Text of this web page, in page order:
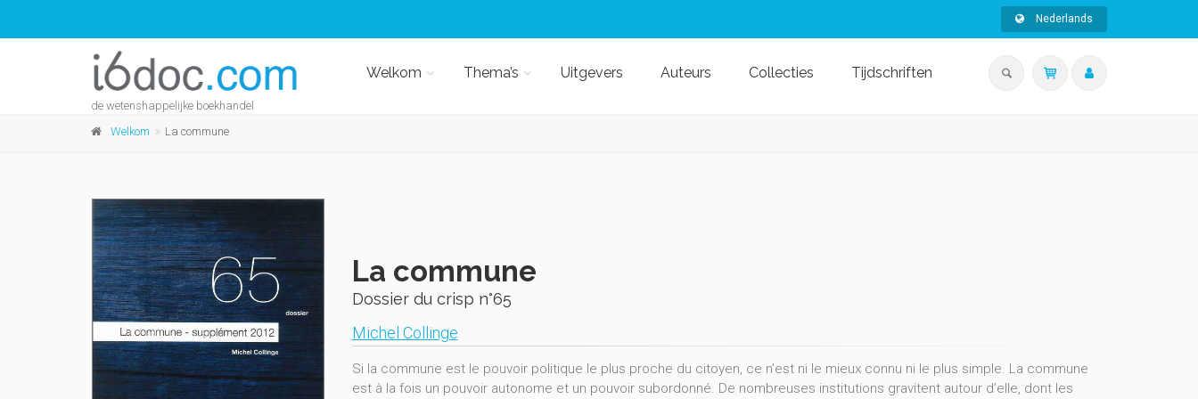
Nederlands
de wetenshappelijke boekhandel
Welkom Thema’s Uitgevers Auteurs Collecties Tijdschriften
Welkom La commune
La commune
Dossier du crisp n°65
Michel Collinge
Si la commune est le pouvoir politique le plus proche du citoyen, ce n’est ni le mieux connu ni le plus simple. La commune
est à la fois un pouvoir autonome et un pouvoir subordonné. De nombreuses institutions gravitent autour d’elle, dont les